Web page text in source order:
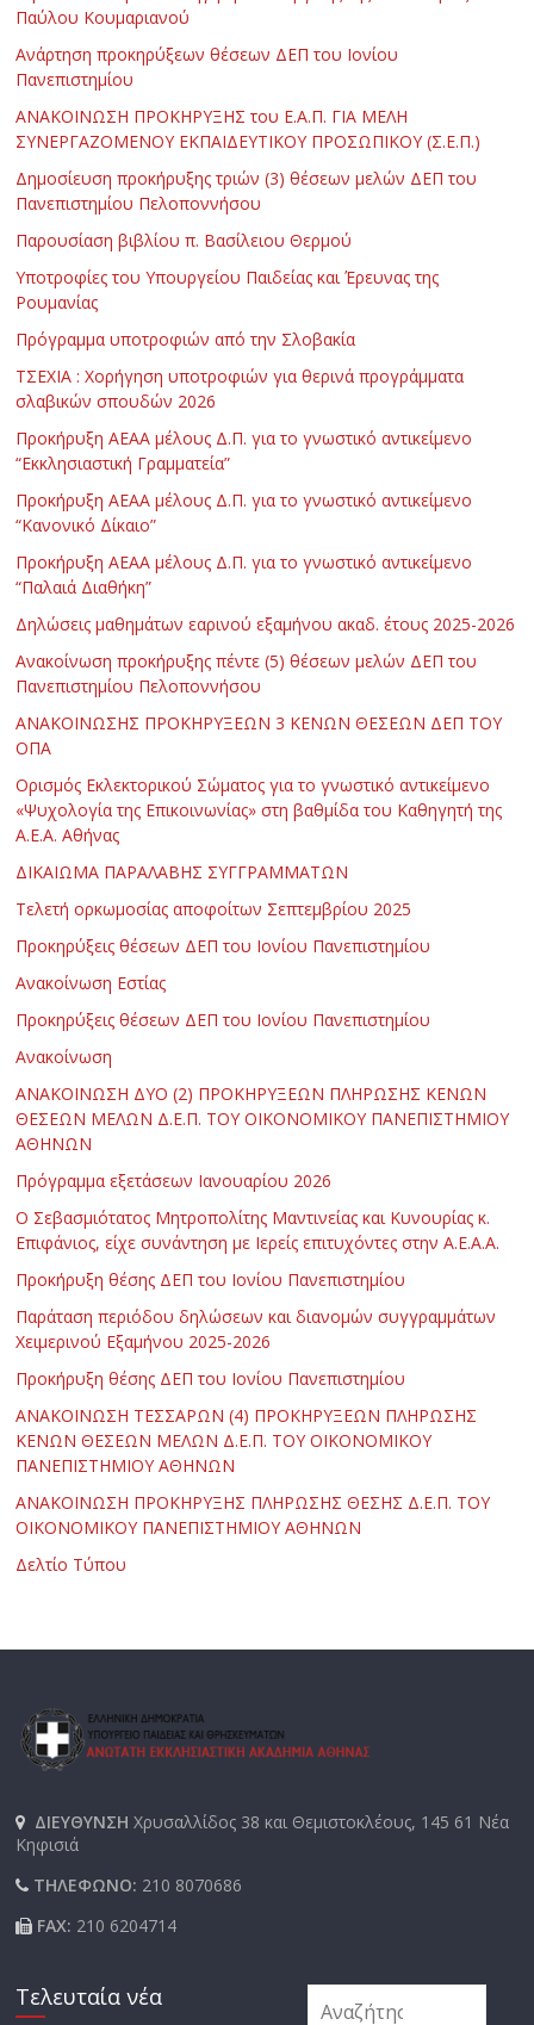
Παύλου Κουμαριανού
Ανάρτηση προκηρύξεων θέσεων ΔΕΠ του Ιονίου
Πανεπιστημίου
ΑΝΑΚΟΙΝΩΣΗ ΠΡΟΚΗΡΥΞΗΣ του Ε.Α.Π. ΓΙΑ ΜΕΛΗ
ΣΥΝΕΡΓΑΖΟΜΕΝΟΥ ΕΚΠΑΙΔΕΥΤΙΚΟΥ ΠΡΟΣΩΠΙΚΟΥ (Σ.Ε.Π.)
Δημοσίευση προκήρυξης τριών (3) θέσεων μελών ΔΕΠ του
Πανεπιστημίου Πελοποννήσου
Παρουσίαση βιβλίου π. Βασίλειου Θερμού
Υποτροφίες του Υπουργείου Παιδείας και Έρευνας της
Ρουμανίας
Πρόγραμμα υποτροφιών από την Σλοβακία
ΤΣΕΧΙΑ : Χορήγηση υποτροφιών για θερινά προγράμματα
σλαβικών σπουδών 2026
Προκήρυξη ΑΕΑΑ μέλους Δ.Π. για το γνωστικό αντικείμενο
“Εκκλησιαστική Γραμματεία”
Προκήρυξη ΑΕΑΑ μέλους Δ.Π. για το γνωστικό αντικείμενο
“Κανονικό Δίκαιο”
Προκήρυξη ΑΕΑΑ μέλους Δ.Π. για το γνωστικό αντικείμενο
“Παλαιά Διαθήκη”
Δηλώσεις μαθημάτων εαρινού εξαμήνου ακαδ. έτους 2025-2026
Ανακοίνωση προκήρυξης πέντε (5) θέσεων μελών ΔΕΠ του
Πανεπιστημίου Πελοποννήσου
ΑΝΑΚΟΙΝΩΣΗΣ ΠΡΟΚΗΡΥΞΕΩΝ 3 ΚΕΝΩΝ ΘΕΣΕΩΝ ΔΕΠ ΤΟΥ
ΟΠΑ
Ορισμός Εκλεκτορικού Σώματος για το γνωστικό αντικείμενο
«Ψυχολογία της Επικοινωνίας» στη βαθμίδα του Καθηγητή της
Α.Ε.Α. Αθήνας
ΔΙΚΑΙΩΜΑ ΠΑΡΑΛΑΒΗΣ ΣΥΓΓΡΑΜΜΑΤΩΝ
Τελετή ορκωμοσίας αποφοίτων Σεπτεμβρίου 2025
Προκηρύξεις θέσεων ΔΕΠ του Ιονίου Πανεπιστημίου
Ανακοίνωση Εστίας
Προκηρύξεις θέσεων ΔΕΠ του Ιονίου Πανεπιστημίου
Ανακοίνωση
ΑΝΑΚΟΙΝΩΣΗ ΔΥΟ (2) ΠΡΟΚΗΡΥΞΕΩΝ ΠΛΗΡΩΣΗΣ ΚΕΝΩΝ
ΘΕΣΕΩΝ ΜΕΛΩΝ Δ.Ε.Π. ΤΟΥ ΟΙΚΟΝΟΜΙΚΟΥ ΠΑΝΕΠΙΣΤΗΜΙΟΥ
ΑΘΗΝΩΝ
Πρόγραμμα εξετάσεων Ιανουαρίου 2026
Ο Σεβασμιότατος Μητροπολίτης Μαντινείας και Κυνουρίας κ.
Επιφάνιος, είχε συνάντηση με Ιερείς επιτυχόντες στην Α.Ε.Α.Α.
Προκήρυξη θέσης ΔΕΠ του Ιονίου Πανεπιστημίου
Παράταση περιόδου δηλώσεων και διανομών συγγραμμάτων
Χειμερινού Εξαμήνου 2025-2026
Προκήρυξη θέσης ΔΕΠ του Ιονίου Πανεπιστημίου
ΑΝΑΚΟΙΝΩΣΗ ΤΕΣΣΑΡΩΝ (4) ΠΡΟΚΗΡΥΞΕΩΝ ΠΛΗΡΩΣΗΣ
ΚΕΝΩΝ ΘΕΣΕΩΝ ΜΕΛΩΝ Δ.Ε.Π. ΤΟΥ ΟΙΚΟΝΟΜΙΚΟΥ
ΠΑΝΕΠΙΣΤΗΜΙΟΥ ΑΘΗΝΩΝ
ΑΝΑΚΟΙΝΩΣΗ ΠΡΟΚΗΡΥΞΗΣ ΠΛΗΡΩΣΗΣ ΘΕΣΗΣ Δ.Ε.Π. ΤΟΥ
ΟΙΚΟΝΟΜΙΚΟΥ ΠΑΝΕΠΙΣΤΗΜΙΟΥ ΑΘΗΝΩΝ
Δελτίο Τύπου
ΔΙΕΥΘΥΝΣΗΧρυσαλλίδος 38 και Θεμιστοκλέους, 145 61 Νέα
Κηφισιά
ΤΗΛΕΦΩΝΟ: 210 8070686
FAX: 210 6204714
Τελευταία νέα